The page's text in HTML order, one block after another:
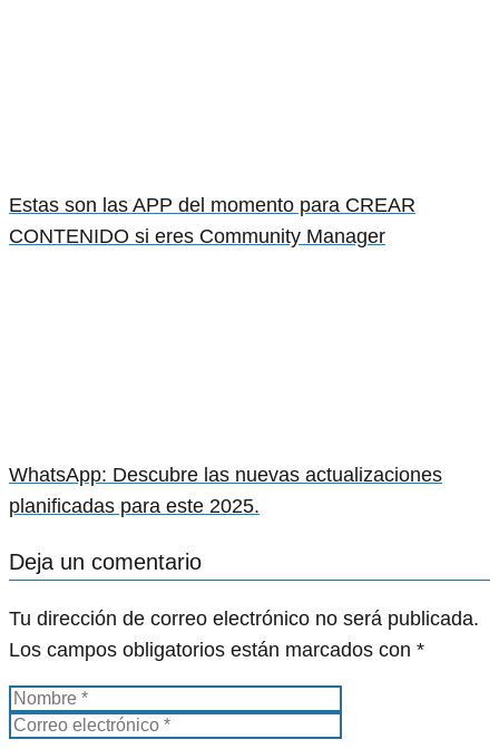
Estas son las APP del momento para CREAR
CONTENIDO si eres Community Manager
WhatsApp: Descubre las nuevas actualizaciones
planificadas para este 2025.
Deja un comentario
Tu dirección de correo electrónico no será publicada.
Los campos obligatorios están marcados con *